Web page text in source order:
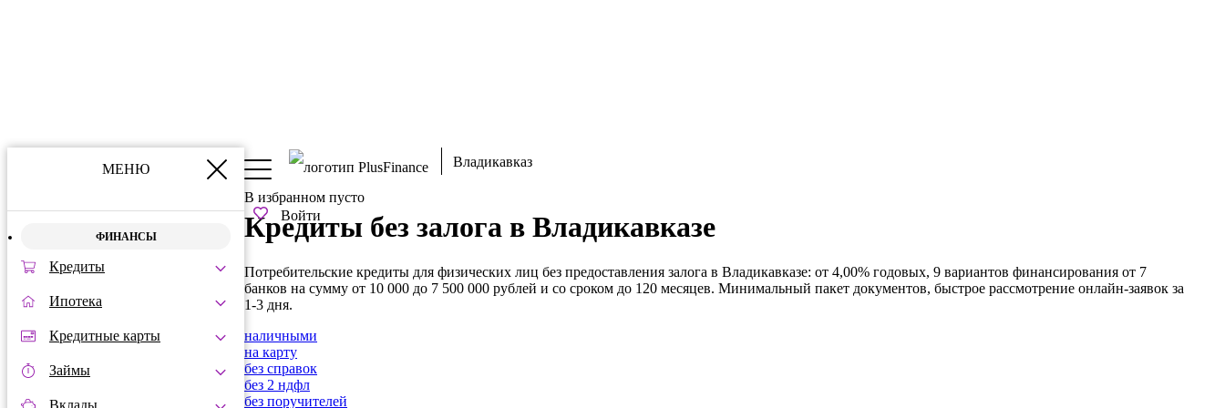
МЕНЮ
ФИНАНСЫ
Кредиты
Ипотека
Кредитные карты
Займы
Вклады
Владикавказ
В избранном пусто
Войти
Кредиты без залога в Владикавказе
Потребительские кредиты для физических лиц без предоставления залога в Владикавказе: от 4,00% годовых, 9 вариантов финансирования от 7
банков на сумму от 10 000 до 7 500 000 рублей и со сроком до 120 месяцев. Минимальный пакет документов, быстрое рассмотрение онлайн-заявок за
1-3 дня.
наличными
на карту
без справок
без 2 ндфл
без поручителей